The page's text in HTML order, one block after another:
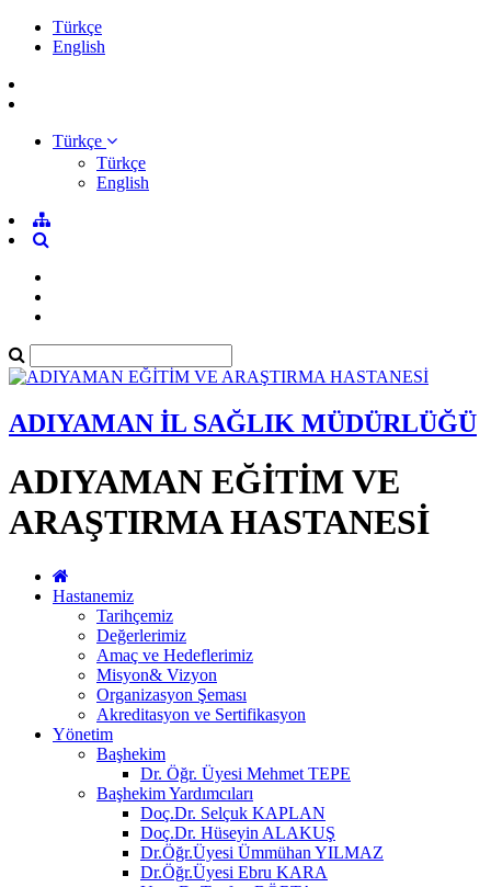
Türkçe
English
Türkçe
Türkçe
English
ADIYAMAN İL SAĞLIK MÜDÜRLÜĞÜ
ADIYAMAN EĞİTİM VE
ARAŞTIRMA HASTANESİ
Hastanemiz
Tarihçemiz
Değerlerimiz
Amaç ve Hedeflerimiz
Misyon& Vizyon
Organizasyon Şeması
Akreditasyon ve Sertifikasyon
Yönetim
Başhekim
Dr. Öğr. Üyesi Mehmet TEPE
Başhekim Yardımcıları
Doç.Dr. Selçuk KAPLAN
Doç.Dr. Hüseyin ALAKUŞ
Dr.Öğr.Üyesi Ümmühan YILMAZ
Dr.Öğr.Üyesi Ebru KARA